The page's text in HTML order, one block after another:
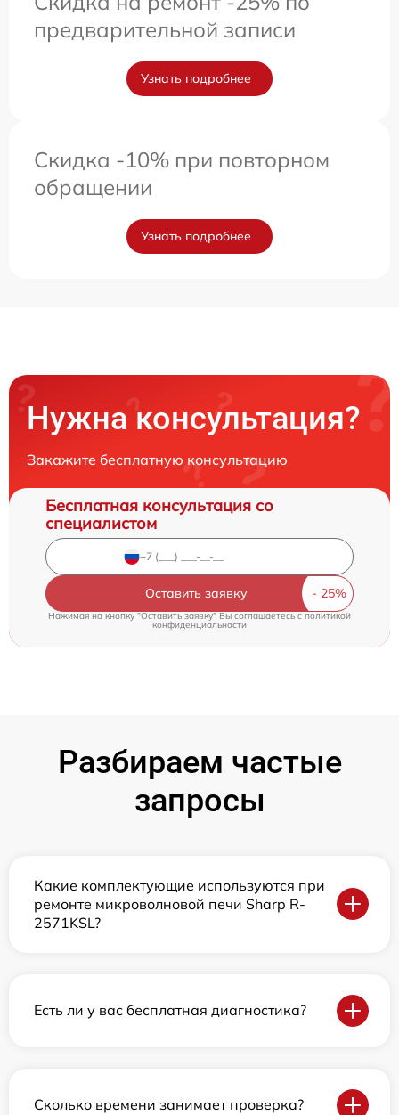
предварительной записи
Узнать подробнее
Скидка -10% при повторном
обращении
Узнать подробнее
Нужна консультация?
Закажите бесплатную консультацию
Бесплатная консультация со
специалистом
Оставить заявку
Нажимая на кнопку "Оставить заявку" Вы соглашаетесь cполитикой
конфиденциальности
Разбираем частые
запросы
Какие комплектующие используются при
ремонте микроволновой печи Sharp R-
2571KSL?
Есть ли у вас бесплатная диагностика?
Сколько времени занимает проверка?